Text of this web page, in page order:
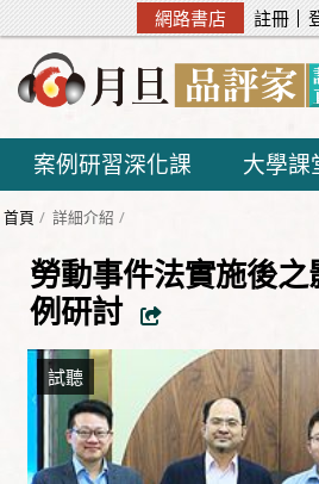
網路書店 註冊
案例研習深化課 大學課
首頁 詳細介紹
勞動事件法實施後
例研討